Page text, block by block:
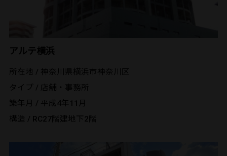
アルテ横浜
所在地 / 神奈川県横浜市神奈川区
タイプ / 店舗・事務所
築年月 / 平成4年11月
構造 / RC27階建地下2階